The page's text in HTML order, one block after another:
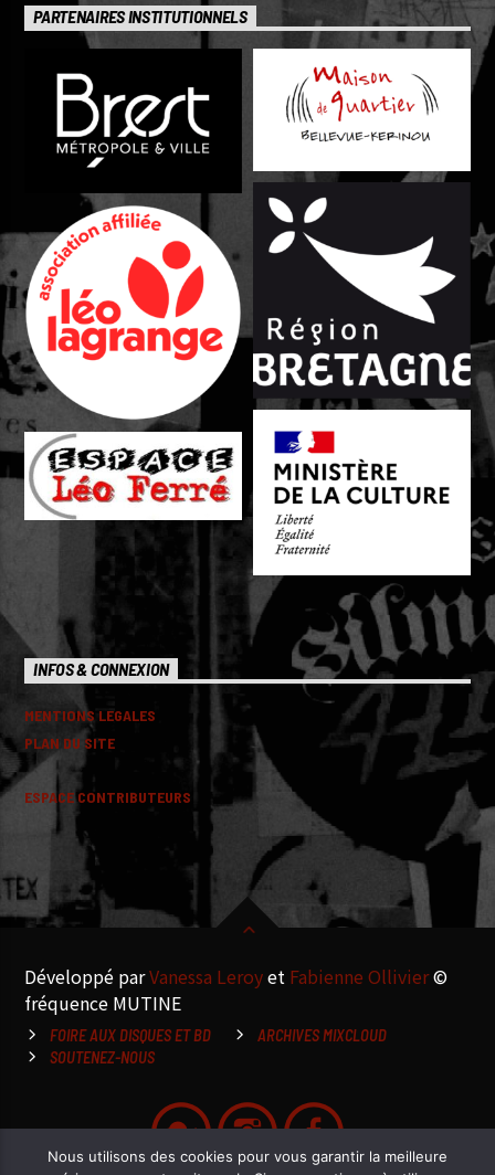
PARTENAIRES INSTITUTIONNELS
INFOS & CONNEXION
MENTIONS LEGALES
PLAN DU SITE
ESPACE CONTRIBUTEURS
Développé parVanessa Leroyet Fabienne Ollivier©
fréquence MUTINE
FOIRE AUX DISQUES ET BD
ARCHIVES MIXCLOUD
SOUTENEZ-NOUS
Nous utilisons des cookies pour vous garantir la meilleure